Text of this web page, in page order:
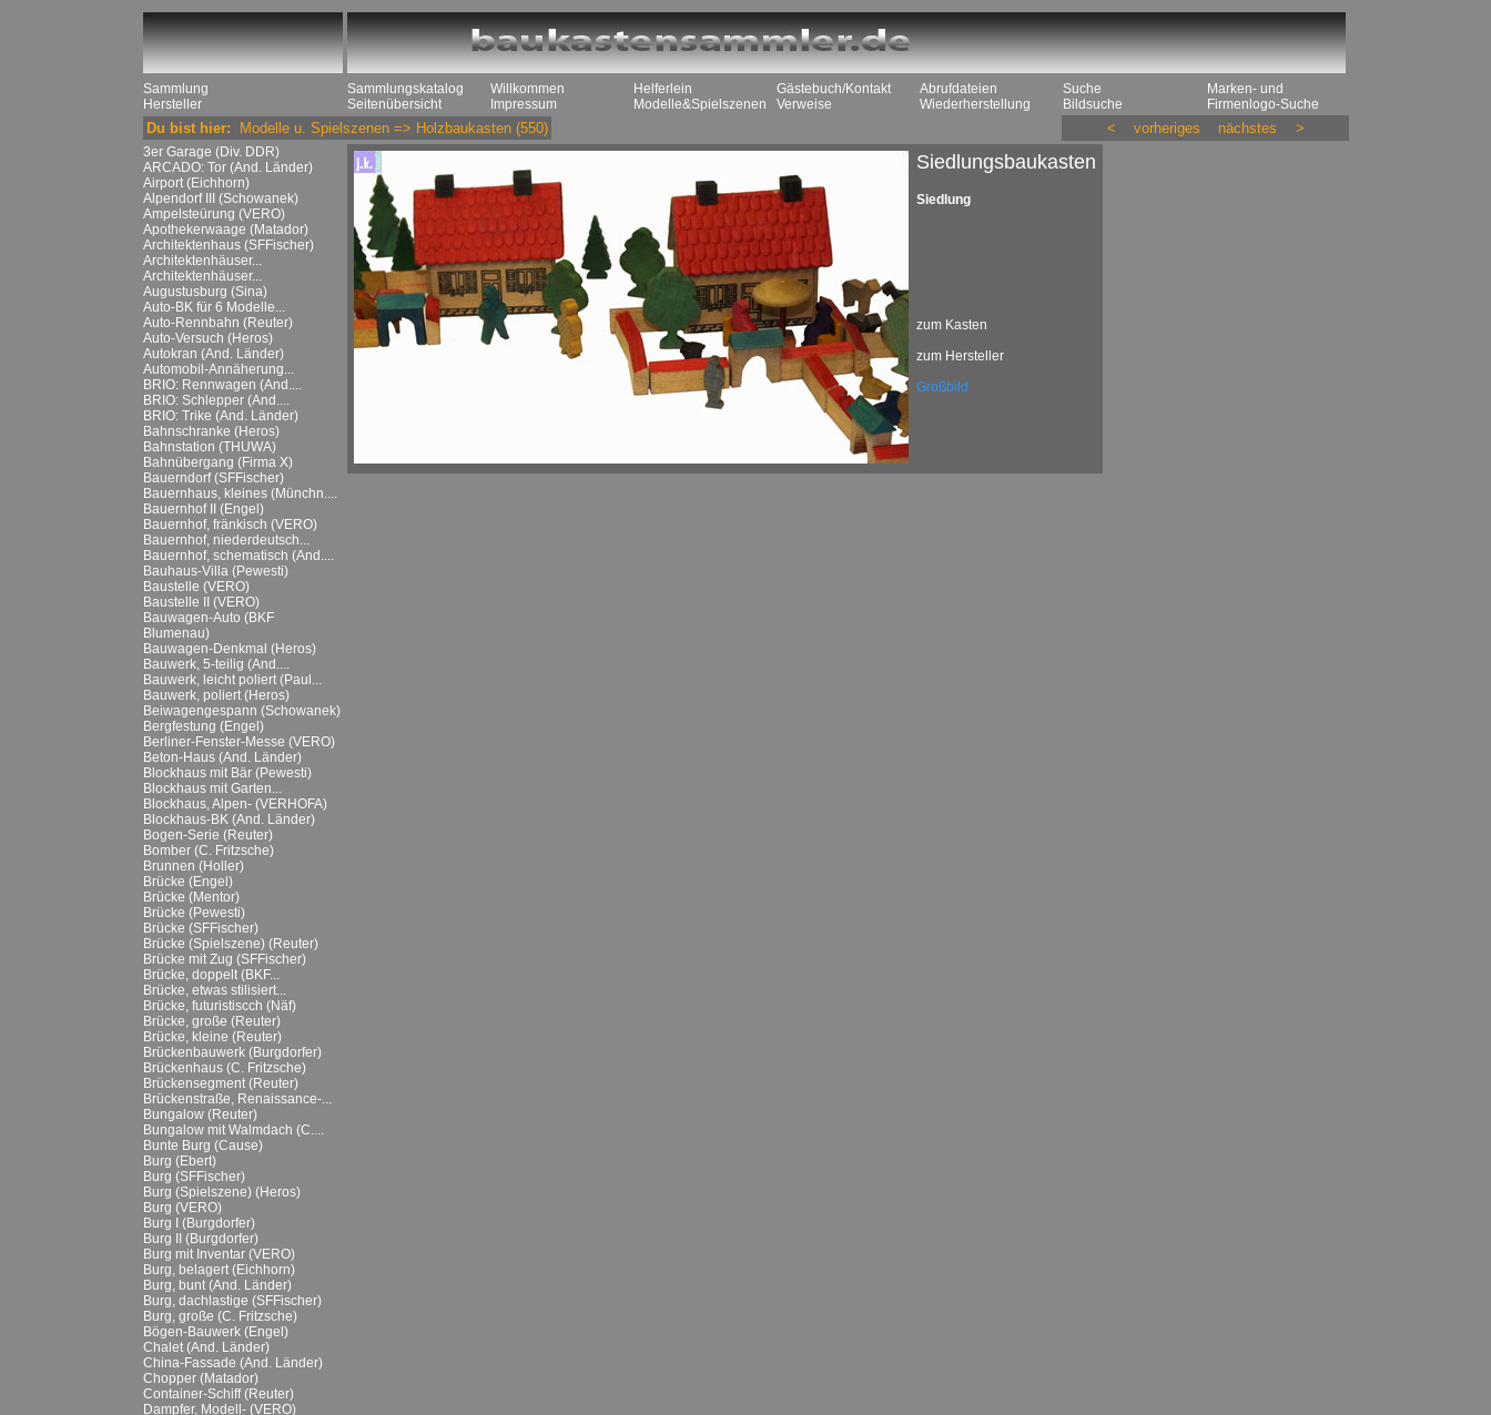
Sammlung
Hersteller
Sammlungskatalog
Seitenübersicht
Willkommen
Impressum
Helferlein
Modelle&Spielszenen
Gästebuch/Kontakt
Verweise
Abrufdateien
Wiederherstellung
Suche
Bildsuche
Marken- und
Firmenlogo-Suche
Du bist hier: Modelle u. Spielszenen => Holzbaukasten (550) < vorheriges nächstes >
3er Garage (Div. DDR)
ARCADO: Tor (And. Länder)
Airport (Eichhorn)
Alpendorf III (Schowanek)
Ampelsteürung (VERO)
Apothekerwaage (Matador)
Architektenhaus (SFFischer)
Architektenhäuser...
Architektenhäuser...
Augustusburg (Sina)
Auto-BK für 6 Modelle...
Auto-Rennbahn (Reuter)
Auto-Versuch (Heros)
Autokran (And. Länder)
Automobil-Annäherung...
BRIO: Rennwagen (And....
BRIO: Schlepper (And....
BRIO: Trike (And. Länder)
Bahnschranke (Heros)
Bahnstation (THUWA)
Bahnübergang (Firma X)
Bauerndorf (SFFischer)
Bauernhaus, kleines (Münchn....
Bauernhof II (Engel)
Bauernhof, fränkisch (VERO)
Bauernhof, niederdeutsch...
Bauernhof, schematisch (And....
Bauhaus-Villa (Pewesti)
Baustelle (VERO)
Baustelle II (VERO)
Bauwagen-Auto (BKF
Blumenau)
Bauwagen-Denkmal (Heros)
Bauwerk, 5-teilig (And....
Bauwerk, leicht poliert (Paul...
Bauwerk, poliert (Heros)
Beiwagengespann (Schowanek)
Bergfestung (Engel)
Berliner-Fenster-Messe (VERO)
Beton-Haus (And. Länder)
Blockhaus mit Bär (Pewesti)
Blockhaus mit Garten...
Blockhaus, Alpen- (VERHOFA)
Blockhaus-BK (And. Länder)
Bogen-Serie (Reuter)
Bomber (C. Fritzsche)
Brunnen (Holler)
Brücke (Engel)
Brücke (Mentor)
Brücke (Pewesti)
Brücke (SFFischer)
Brücke (Spielszene) (Reuter)
Brücke mit Zug (SFFischer)
Brücke, doppelt (BKF...
Brücke, etwas stilisiert...
Brücke, futuristiscch (Näf)
Brücke, große (Reuter)
Brücke, kleine (Reuter)
Brückenbauwerk (Burgdorfer)
Brückenhaus (C. Fritzsche)
Brückensegment (Reuter)
Brückenstraße, Renaissance-...
Bungalow (Reuter)
Bungalow mit Walmdach (C....
Bunte Burg (Cause)
Burg (Ebert)
Burg (SFFischer)
Burg (Spielszene) (Heros)
Burg (VERO)
Burg I (Burgdorfer)
Burg II (Burgdorfer)
Burg mit Inventar (VERO)
Burg, belagert (Eichhorn)
Burg, bunt (And. Länder)
Burg, dachlastige (SFFischer)
Burg, große (C. Fritzsche)
Bögen-Bauwerk (Engel)
Chalet (And. Länder)
China-Fassade (And. Länder)
Chopper (Matador)
Container-Schiff (Reuter)
Dampfer, Modell- (VERO)
Siedlungsbaukasten
Siedlung
zum Kasten
zum Hersteller
Großbild